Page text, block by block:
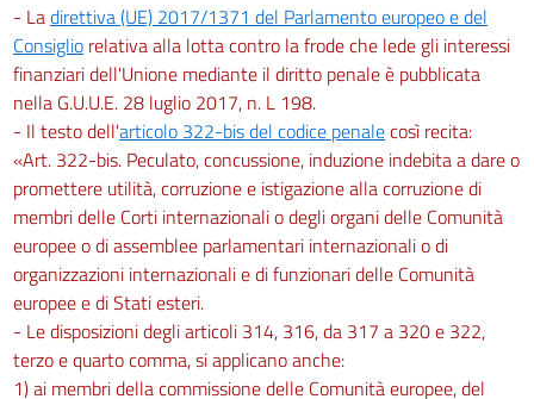
- Ladirettiva (UE) 2017/1371 del Parlamento europeo e del
Consiglio relativa alla lotta contro la frode che lede gli interessi
finanziari dell'Unione mediante il diritto penale è pubblicata
nella G.U.U.E. 28 luglio 2017, n. L 198.
- Il testo dell'articolo 322-bis del codice penalecosì recita:
«Art. 322-bis. Peculato, concussione, induzione indebita a dare o
promettere utilità, corruzione e istigazione alla corruzione di
membri delle Corti internazionali o degli organi delle Comunità
europee o di assemblee parlamentari internazionali o di
organizzazioni internazionali e di funzionari delle Comunità
europee e di Stati esteri.
- Le disposizioni degli articoli 314, 316, da 317 a 320 e 322,
terzo e quarto comma, si applicano anche:
1) ai membri della commissione delle Comunità europee, del